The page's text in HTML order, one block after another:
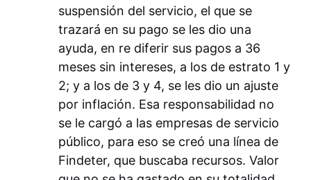
suspensión del servicio, el que se
trazará en su pago se les dio una
ayuda, en re diferir sus pagos a 36
meses sin intereses, a los de estrato 1 y
2; y a los de 3 y 4, se les dio un ajuste
por inflación. Esa responsabilidad no
se le cargó a las empresas de servicio
público, para eso se creó una línea de
Findeter, que buscaba recursos. Valor